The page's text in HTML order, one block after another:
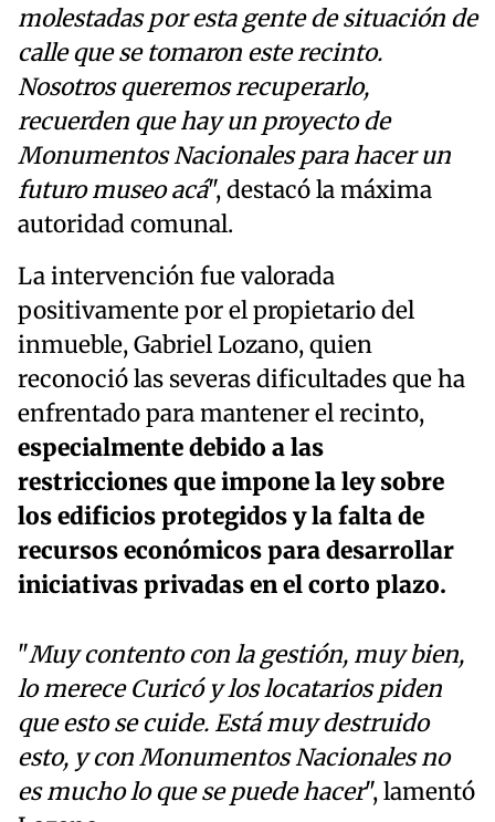
molestadas por esta gente de situación de
calle que se tomaron este recinto.
Nosotros queremos recuperarlo,
recuerden que hay un proyecto de
Monumentos Nacionales para hacer un
futuro museo acá", destacó la máxima
autoridad comunal.
La intervención fue valorada
positivamente por el propietario del
inmueble, Gabriel Lozano, quien
reconoció las severas dificultades que ha
enfrentado para mantener el recinto,
especialmente debido a las
restricciones que impone la ley sobre
los edificios protegidos y la falta de
recursos económicos para desarrollar
iniciativas privadas en el corto plazo.
"Muy contento con la gestión, muy bien,
lo merece Curicó y los locatarios piden
que esto se cuide. Está muy destruido
esto, y con Monumentos Nacionales no
es mucho lo que se puede hacer", lamentó